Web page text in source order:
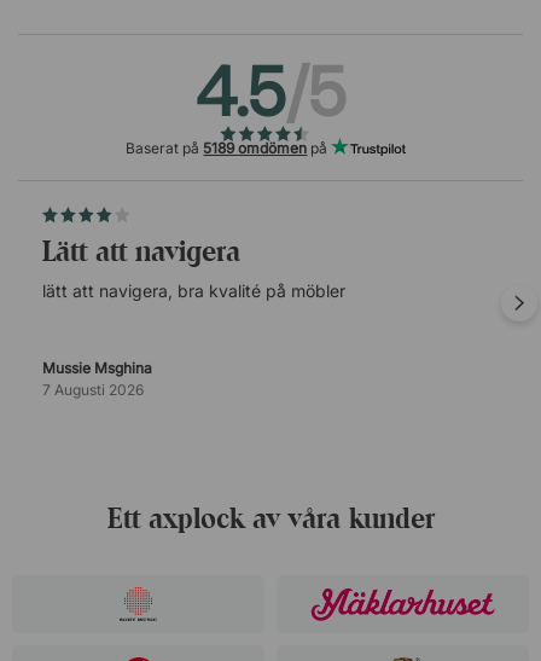
4.5/5
Baserat på 5189 omdömen på
lätt att navigera
lätt att navigera, bra kvalité på möbler
Mussie Msghina
7 Augusti 2026
Ett axplock av våra kunder